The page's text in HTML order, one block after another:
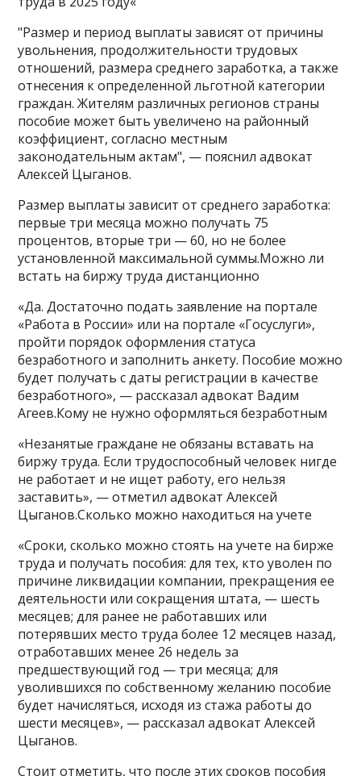
"Размер и период выплаты зависят от причины
увольнения, продолжительности трудовых
отношений, размера среднего заработка, а также
отнесения к определенной льготной категории
граждан. Жителям различных регионов страны
пособие может быть увеличено на районный
коэффициент, согласно местным
законодательным актам", — пояснил адвокат
Алексей Цыганов.
Размер выплаты зависит от среднего заработка:
первые три месяца можно получать 75
процентов, вторые три — 60, но не более
установленной максимальной суммы.Можно ли
встать на биржу труда дистанционно
«Да. Достаточно подать заявление на портале
«Работа в России» или на портале «Госуслуги»,
пройти порядок оформления статуса
безработного и заполнить анкету. Пособие можно
будет получать с даты регистрации в качестве
безработного», — рассказал адвокат Вадим
Агеев.Кому не нужно оформляться безработным
«Незанятые граждане не обязаны вставать на
биржу труда. Если трудоспособный человек нигде
не работает и не ищет работу, его нельзя
заставить», — отметил адвокат Алексей
Цыганов.Сколько можно находиться на учете
«Сроки, сколько можно стоять на учете на бирже
труда и получать пособия: для тех, кто уволен по
причине ликвидации компании, прекращения ее
деятельности или сокращения штата, — шесть
месяцев; для ранее не работавших или
потерявших место труда более 12 месяцев назад,
отработавших менее 26 недель за
предшествующий год — три месяца; для
уволившихся по собственному желанию пособие
будет начисляться, исходя из стажа работы до
шести месяцев», — рассказал адвокат Алексей
Цыганов.
Стоит отметить, что после этих сроков пособия